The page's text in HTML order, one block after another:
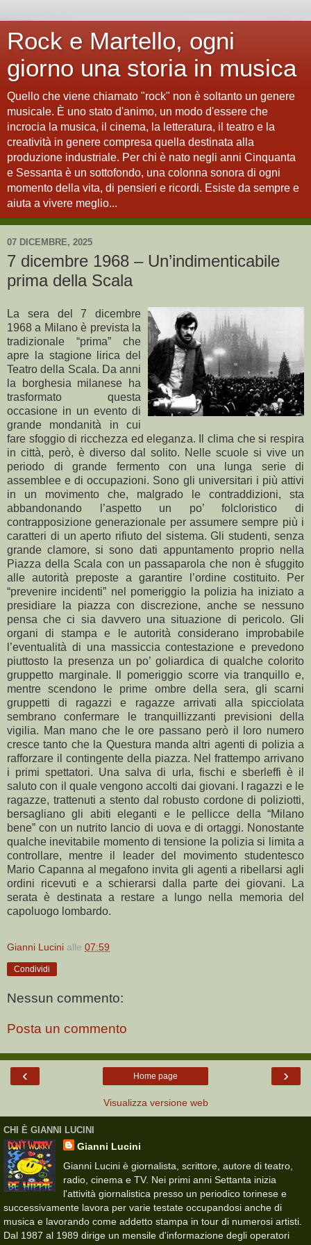
Rock e Martello, ogni
giorno una storia in musica
Quello che viene chiamato "rock" non è soltanto un genere
musicale. È uno stato d'animo, un modo d'essere che
incrocia la musica, il cinema, la letteratura, il teatro e la
creatività in genere compresa quella destinata alla
produzione industriale. Per chi è nato negli anni Cinquanta
e Sessanta è un sottofondo, una colonna sonora di ogni
momento della vita, di pensieri e ricordi. Esiste da sempre e
aiuta a vivere meglio...
07 DICEMBRE, 2025
7 dicembre 1968 – Un’indimenticabile
prima della Scala
La sera del 7 dicembre
1968 a Milano è prevista la
tradizionale “prima” che
apre la stagione lirica del
Teatro della Scala. Da anni
la borghesia milanese ha
trasformato questa
occasione in un evento di
grande mondanità in cui
fare sfoggio di ricchezza ed eleganza. Il clima che si respira
in città, però, è diverso dal solito. Nelle scuole si vive un
periodo di grande fermento con una lunga serie di
assemblee e di occupazioni. Sono gli universitari i più attivi
in un movimento che, malgrado le contraddizioni, sta
abbandonando l’aspetto un po’ folcloristico di
contrapposizione generazionale per assumere sempre più i
caratteri di un aperto rifiuto del sistema. Gli studenti, senza
grande clamore, si sono dati appuntamento proprio nella
Piazza della Scala con un passaparola che non è sfuggito
alle autorità preposte a garantire l’ordine costituito. Per
“prevenire incidenti” nel pomeriggio la polizia ha iniziato a
presidiare la piazza con discrezione, anche se nessuno
pensa che ci sia davvero una situazione di pericolo. Gli
organi di stampa e le autorità considerano improbabile
l’eventualità di una massiccia contestazione e prevedono
piuttosto la presenza un po’ goliardica di qualche colorito
gruppetto marginale. Il pomeriggio scorre via tranquillo e,
mentre scendono le prime ombre della sera, gli scarni
gruppetti di ragazzi e ragazze arrivati alla spicciolata
sembrano confermare le tranquillizzanti previsioni della
vigilia. Man mano che le ore passano però il loro numero
cresce tanto che la Questura manda altri agenti di polizia a
rafforzare il contingente della piazza. Nel frattempo arrivano
i primi spettatori. Una salva di urla, fischi e sberleffi è il
saluto con il quale vengono accolti dai giovani. I ragazzi e le
ragazze, trattenuti a stento dal robusto cordone di poliziotti,
bersagliano gli abiti eleganti e le pellicce della “Milano
bene” con un nutrito lancio di uova e di ortaggi. Nonostante
qualche inevitabile momento di tensione la polizia si limita a
controllare, mentre il leader del movimento studentesco
Mario Capanna al megafono invita gli agenti a ribellarsi agli
ordini ricevuti e a schierarsi dalla parte dei giovani. La
serata è destinata a restare a lungo nella memoria del
capoluogo lombardo.
Gianni Lucini alle 07:59
Condividi
Nessun commento:
Posta un commento
‹ ›
Home page
Visualizza versione web
CHI È GIANNI LUCINI
Gianni Lucini
Gianni Lucini è giornalista, scrittore, autore di teatro,
radio, cinema e TV. Nei primi anni Settanta inizia
l'attività giornalistica presso un periodico torinese e
successivamente lavora per varie testate occupandosi anche di
musica e lavorando come addetto stampa in tour di numerosi artisti.
Dal 1987 al 1989 dirige un mensile d'informazione degli operatori